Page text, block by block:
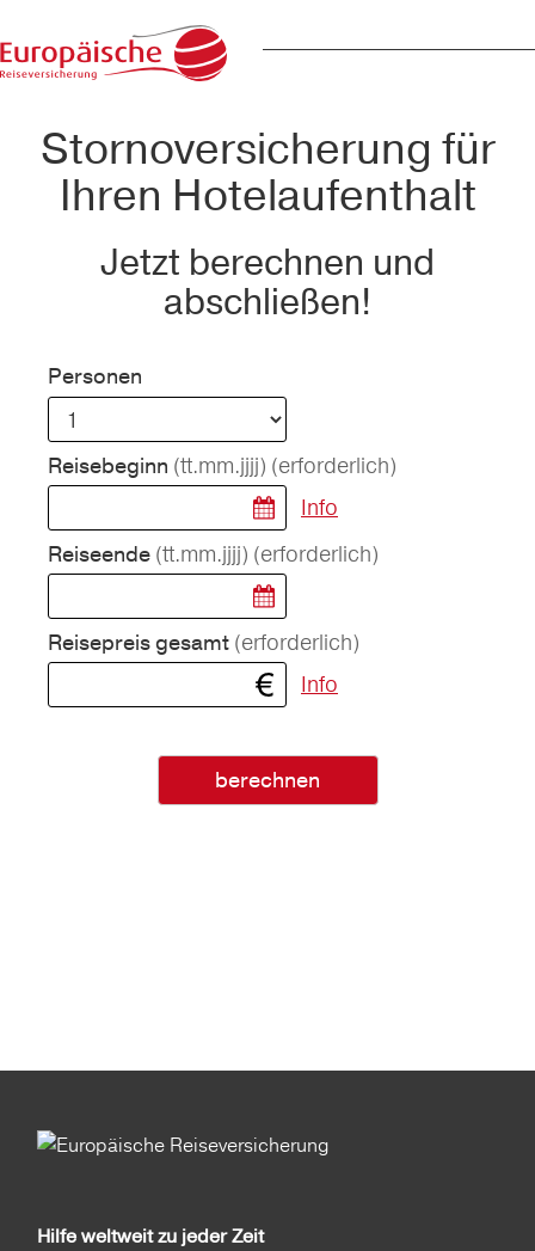
Stornoversicherung für
Ihren Hotelaufenthalt
Jetzt berechnen und
abschließen!
Personen
Reisebeginn (tt.mm.jjjj) (erforderlich)
Info
Reiseende (tt.mm.jjjj) (erforderlich)
Reisepreis gesamt (erforderlich)
Info
berechnen
Hilfe weltweit zu jeder Zeit